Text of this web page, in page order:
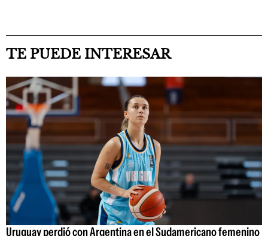
TE PUEDE INTERESAR
Uruguay perdió con Argentina en el Sudamericano femenino